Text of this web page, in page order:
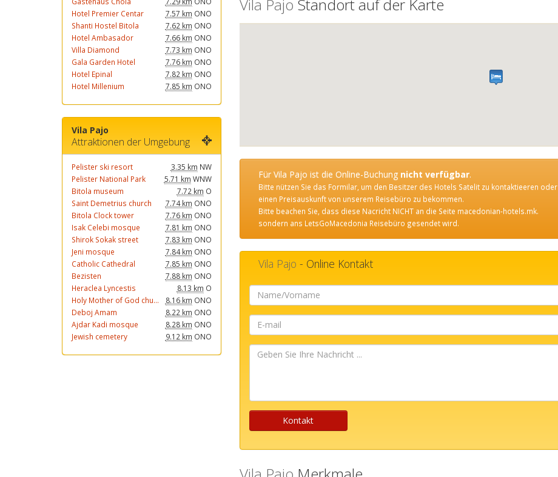
Hotel Premier Centar
7.57 km ONO
Shanti Hostel Bitola
7.62 km ONO
Hotel Ambasador
7.66 km ONO
Villa Diamond
7.73 km ONO
Gala Garden Hotel
7.76 km ONO
Hotel Epinal
7.82 km ONO
Hotel Millenium
7.85 km ONO
Vila Pajo
Attraktionen der Umgebung
Pelister ski resort 3.35 km NW
Pelister National Park
5.71 km WNW
Bitola museum
7.72 km O
Saint Demetrius church
7.74 km ONO
Bitola Clock tower
7.76 km ONO
Isak Celebi mosque
7.81 km ONO
Shirok Sokak street
7.83 km ONO
Jeni mosque
7.84 km ONO
Catholic Cathedral
7.85 km ONO
Bezisten
7.88 km ONO
Heraclea Lyncestis
8.13 km O
Holy Mother of God chu...
8.16 km ONO
Deboj Amam
8.22 km ONO
Ajdar Kadi mosque
8.28 km ONO
Jewish cemetery
9.12 km ONO
Vila Pajo Standort auf der Karte
Für Vila Pajo ist die Online-Buchung nicht verfügbar.
Bitte nützen Sie das Formilar, um den Besitzer des Hotels Satelit zu kontaktieeren oder
einen Preisauskunft von unserem Reisebüro zu bekommen.
Bitte beachen Sie, dass diese Nacricht NICHT an die Seite macedonian-hotels.mk.
sondern ans LetsGoMacedonia Reisebüro gesendet wird.
Vila Pajo - Online Kontakt
mail
Geben
Kontakt